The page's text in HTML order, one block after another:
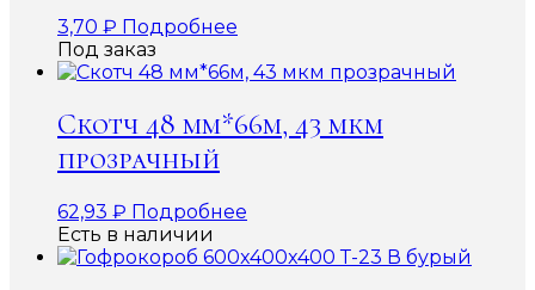
3,70 ₽ Подробнее
Под заказ
Скотч 48 мм*66м, 43 мкм
прозрачный
62,93 ₽ Подробнее
Есть в наличии